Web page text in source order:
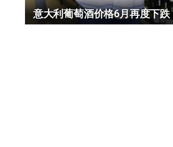
意大利葡萄酒价格6月再度下跌